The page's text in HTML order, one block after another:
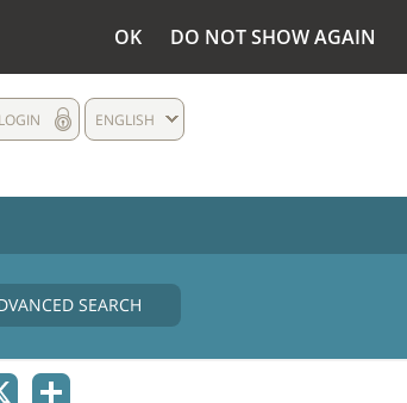
OK DO NOT SHOW AGAIN
ENGLISH
LOGIN
SEARCH